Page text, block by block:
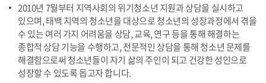
2010년 7월부터 지역사회의 위기청소년 지원과 상담을 실시하고
있으며, 태백 지역의 청소년을 대상으로 청소년의 성장과정에서 겪을
수 있는 여러 가지 어려움을 상담, 교육, 연구 등을 통해 해결하는
종합적 상담 기능을 수행하고, 전문적인 상담을 통해 청소년 문제를
해결함으로써 청소년들이 자기 삶의 주인이 되고 건강한 성인으로
성장할 수 있도록 돕고자 합니다.